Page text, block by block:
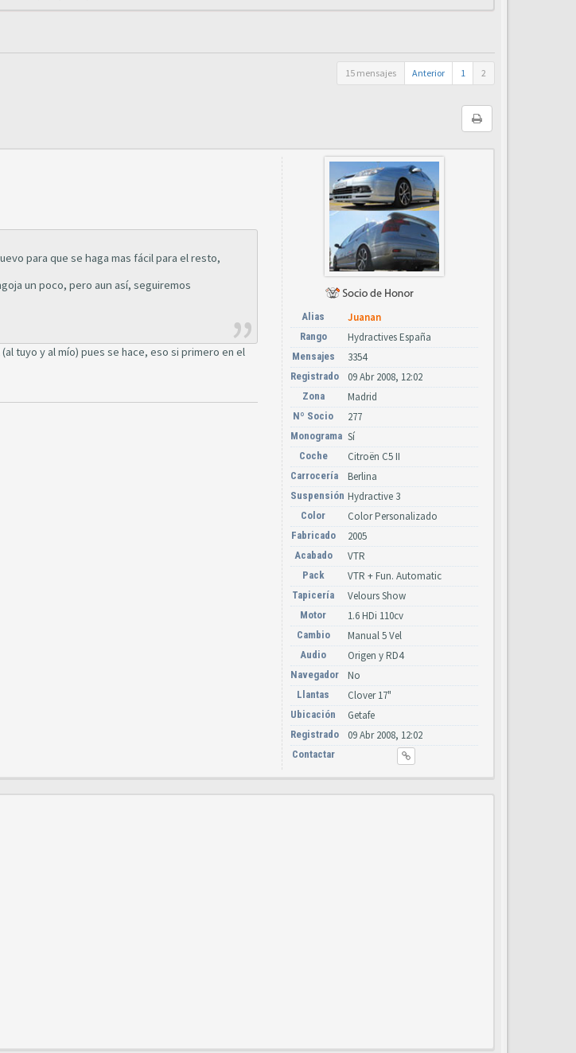
15 mensajes Anterior 1 2
para que se haga mas fácil para el resto,
un poco, pero aun así, seguiremos
tuyo y al mío) pues se hace, eso si primero en el
Alias Juanan
Rango Hydractives España
Mensajes 3354
Registrado 09 Abr 2008, 12:02
Zona Madrid
Nº Socio 277
Monograma Sí
Coche Citroën C5 II
Carrocería Berlina
Suspensión Hydractive 3
Color Color Personalizado
Fabricado 2005
Acabado VTR
Pack VTR + Fun. Automatic
Tapicería Velours Show
Motor 1.6 HDi 110cv
Cambio Manual 5 Vel
Audio Origen y RD4
Navegador No
Llantas Clover 17"
Ubicación Getafe
Registrado 09 Abr 2008, 12:02
Contactar